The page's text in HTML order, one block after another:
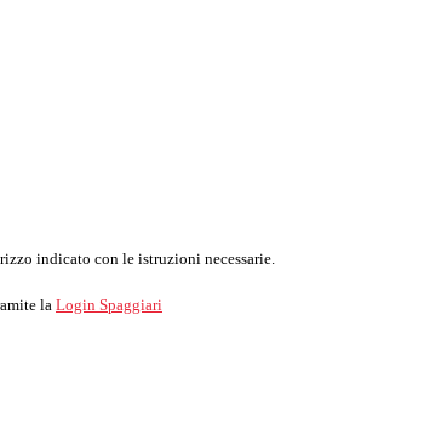
indicato con le istruzioni necessarie.
la Login Spaggiari